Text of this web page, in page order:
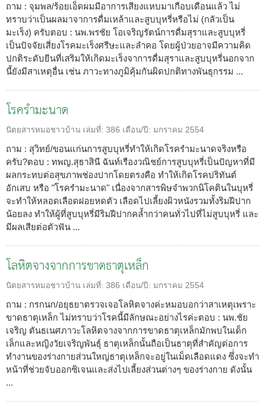
ถาม : จุมพล/ร้อยเอ็ดผมมีอาการเสียงแหบมาเกือบเดือนแล้ว ไม่
ทราบว่าเป็นผลมาจาการดื่มเหล้าและสูบบุหรี่หรือไม่ (กลัวเป็น
มะเร็ง) ครับตอบ : นพ.พรชัย โอเจริญรัตน์การดื่มสุราและสูบบุหรี่
เป็นปัจจัยเสี่ยงโรคมะเร็งศรีษะและลำคอ โดยผู้ป่วยอาจมีความคิด
ปกติระดับยีนที่เสริมให้เกิดมะเร็งจาการดื่มสุราและสูบบุหรี่นอกจาก
นี้ยังมีสาเหตุอื่น เช่น ภาวะทางภูมิคุ้มกันผิดปกติทางพันธุกรรม ...
โรครำมะนาด
นิตยสารหมอชาวบ้าน เล่มที่: 386 เดือน/ปี: มกราคม 2554
ถาม : สุวิทย์/ขอนแก่นการสูบบุหรี่ทำให้เกิดโรครำมะนาดจริงหรือ
ครับ?ตอบ : ทพญ.สุธาสินี ฉันท์เรืองวณิชย์การสูบบุหรี่เป็นปัญหาที่มี
ผลกระทบต่อสุขภาพช่องปากโดยตรงคือ ทำให้เกิดโรคปริทันต์
อักเสบ หรือ "โรครำมะนาด" เนื่องจากสารพิษจำพวกนิโคตินในบุหรี่
จะทำให้หลอดเลือดฝอยหดตัว เลือดไปเลี้ยงผิวหนังรวมทั้งริมฝีปาก
น้อยลง ทำให้ผู้ที่สูบบุหรี่มีริมฝีปากคล้ำกว่าคนทั่วไปที่ไม่สูบบุหรี่ และ
มีผลเสียต่อตัวฟัน ...
โลหิตจางจากการขาดธาตุเหล็ก
นิตยสารหมอชาวบ้าน เล่มที่: 386 เดือน/ปี: มกราคม 2554
ถาม : กรกนก/อยุธยาตรวจเจอโลหิตจางค่ะหมอบอกว่าสาเหตุเพราะ
ขาดธาตุเหล็ก ไม่ทราบว่าโรคนี้มีลักษณะอย่างไรค่ะตอบ : นพ.ชัย
เจริญ ตันธเนศภาวะโลหิตจางจากการขาดธาตุเหล็กมักพบในเด็ก
เล็กและหญิงวัยเจริญพันธุ์ ธาตุเหล็กนั้นถือเป็นธาตุที่สำคัญต่อการ
ทำงานของร่างกายส่วนใหญ่ธาตุเหล็กจะอยู่ในเม็ดเลือดแดง ซึ่่งจะทำ
หน้าที่ช่วยจับออกซิเจนและส่งไปเลี้ยงส่วนต่างๆ ของร่างกาย ดังนั้น
...